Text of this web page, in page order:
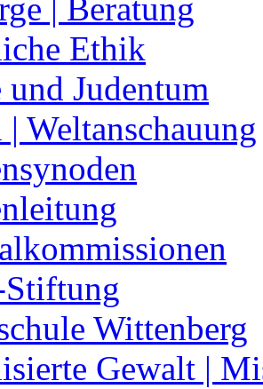
| Beratung
Ethik
Judentum
| Weltanschauung
Wittenberg
Gewalt |